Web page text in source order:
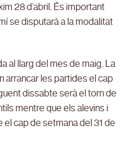
28 d’abril. És important
se disputarà a la modalitat
al llarg del mes de maig. La
arrancar les partides el cap
dissabte serà el torn de
mentre que els alevins i
el cap de setmana del 31 de